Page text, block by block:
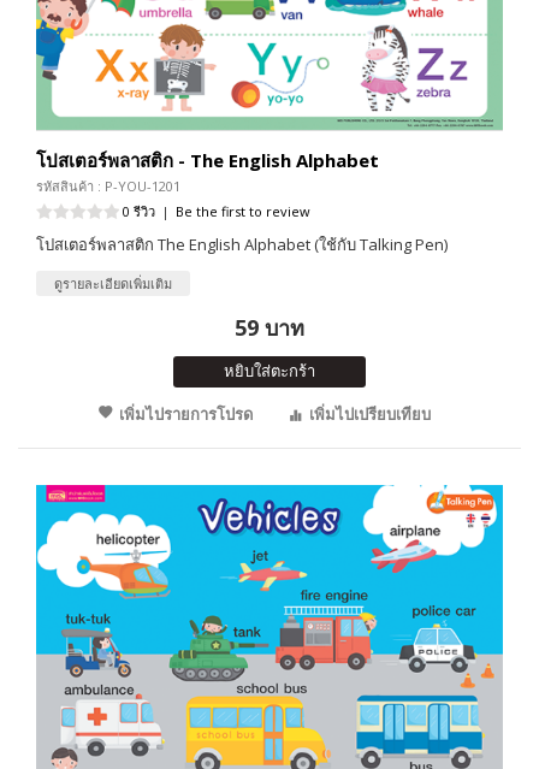
โปสเตอร์พลาสติก - The English Alphabet
รหัสสินค้า : P-YOU-1201
0 รีวิว | Be the first to review
โปสเตอร์พลาสติก The English Alphabet (ใช้กับ Talking Pen)
ดูรายละเอียดเพิ่มเติม
59 บาท
หยิบใส่ตะกร้า
เพิ่มไปรายการโปรด
เพิ่มไปเปรียบเทียบ